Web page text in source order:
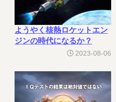
ようやく核熱ロケットエン
ジンの時代になるか？
2023-08-06